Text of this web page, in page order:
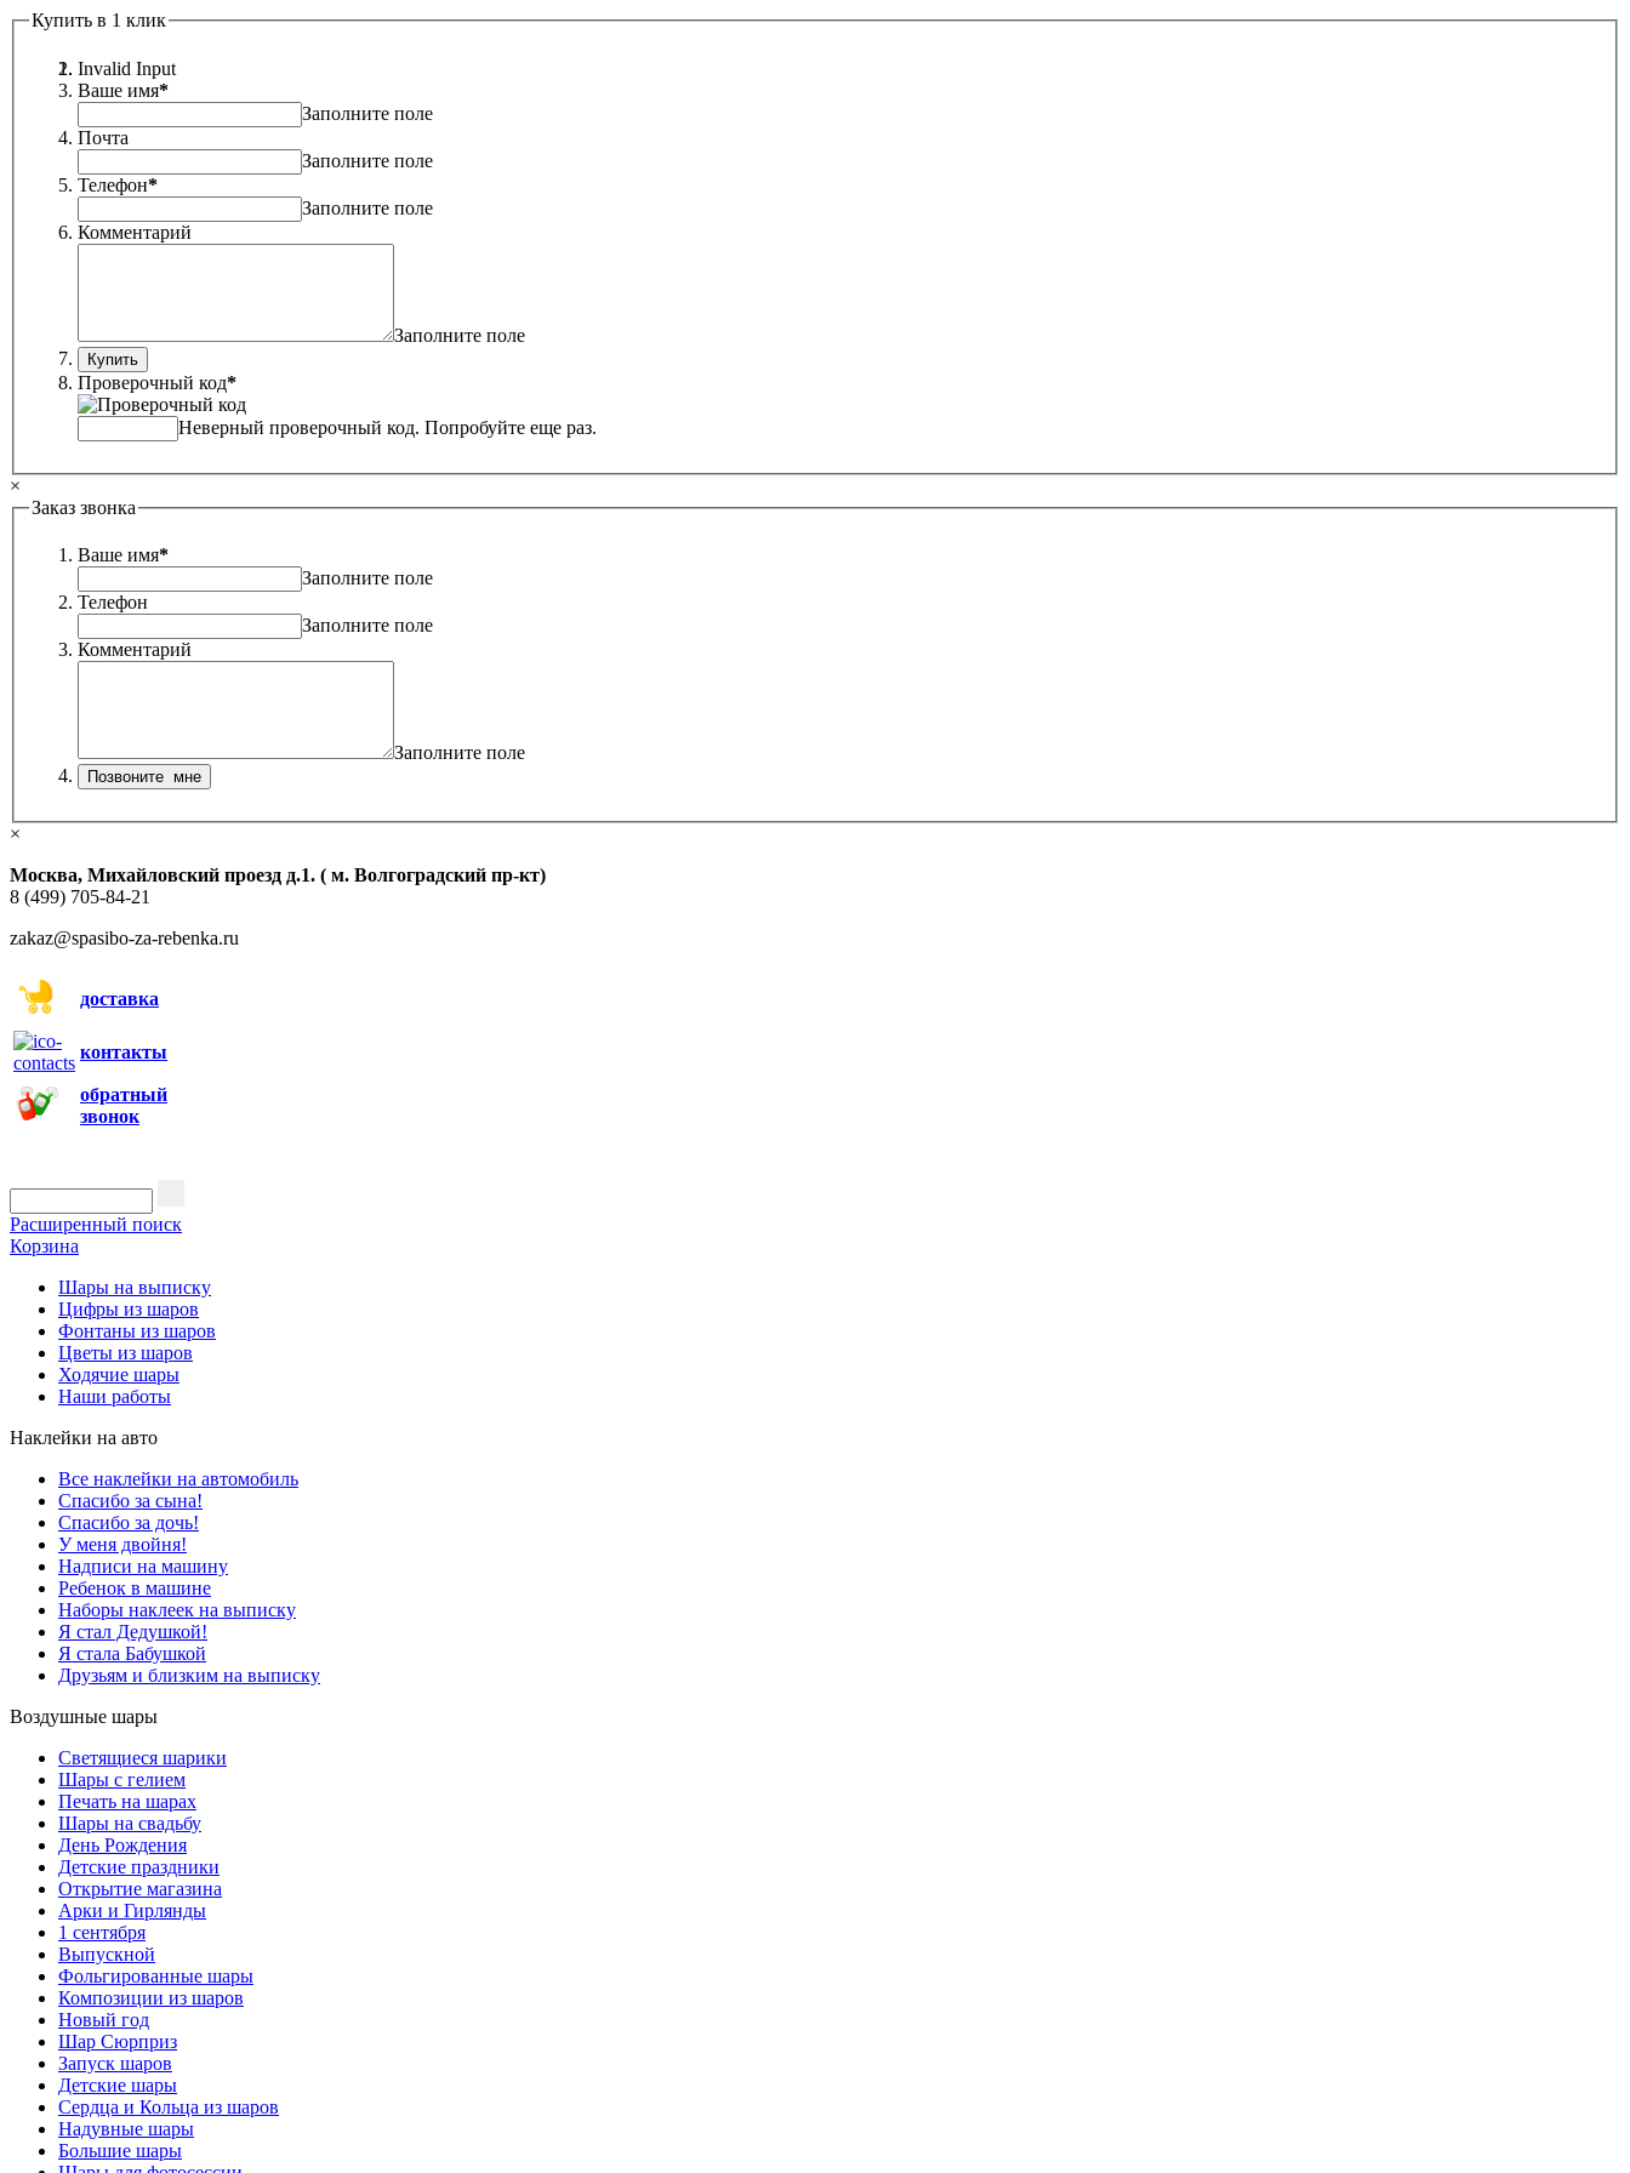
Купить в 1 клик
Invalid Input
Ваше имя*
Заполните поле
Почта
Заполните поле
Телефон*
Заполните поле
Комментарий
Заполните поле
Проверочный код*
Неверный проверочный код. Попробуйте еще раз.
×
Заказ звонка
Ваше имя*
Заполните поле
Телефон
Заполните поле
Комментарий
Заполните поле
×
Москва, Михайловский проезд д.1. ( м. Волгоградский пр-кт)
8 (499) 705-84-21
zakaz@spasibo-za-rebenka.ru
доставка
контакты
обратный
звонок
Расширенный поиск
Корзина
Шары на выписку
Цифры из шаров
Фонтаны из шаров
Цветы из шаров
Ходячие шары
Наши работы
Наклейки на авто
Все наклейки на автомобиль
Спасибо за сына!
Спасибо за дочь!
У меня двойня!
Надписи на машину
Ребенок в машине
Наборы наклеек на выписку
Я стал Дедушкой!
Я стала Бабушкой
Друзьям и близким на выписку
Воздушные шары
Светящиеся шарики
Шары с гелием
Печать на шарах
Шары на свадьбу
День Рождения
Детские праздники
Открытие магазина
Арки и Гирлянды
1 сентября
Выпускной
Фольгированные шары
Композиции из шаров
Новый год
Шар Сюрприз
Запуск шаров
Детские шары
Сердца и Кольца из шаров
Надувные шары
Большие шары